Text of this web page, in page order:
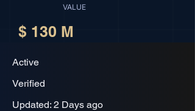
VALUE
$ 130 M
Active
Verified
Updated: 2 Days ago